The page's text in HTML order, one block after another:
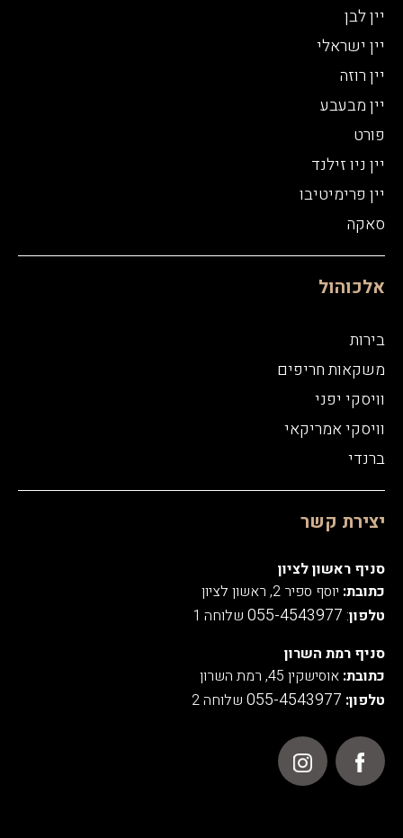
יין לבן
יין ישראלי
יין רוזה
יין מבעבע
פורט
יין ניו זילנד
יין פרימיטיבו
סאקה
אלכוהול
בירות
משקאות חריפים
וויסקי יפני
וויסקי אמריקאי
ברנדי
יצירת קשר
סניף ראשון לציון
כתובת: יוסף ספיר 2, ראשון לציון
טלפון:
055-4543977 שלוחה 1
סניף רמת השרון
כתובת: אוסישקין 45, רמת השרון
טלפון: 055-4543977 שלוחה 2